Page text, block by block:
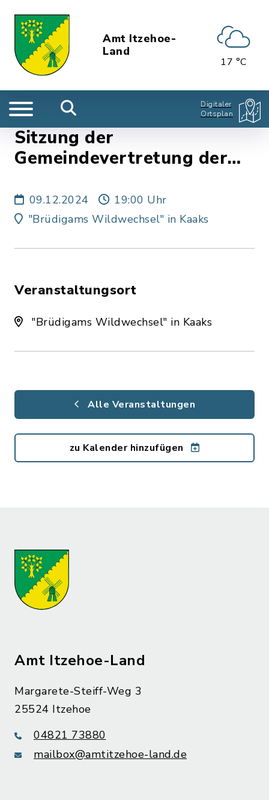
Amt Itzehoe-
Land
17 °C
Digitaler
Ortsplan
Sitzung der
Gemeindevertretung der
09.12.2024
19:00 Uhr
"Brüdigams Wildwechsel" in Kaaks
Veranstaltungsort
"Brüdigams Wildwechsel" in Kaaks
Alle Veranstaltungen
zu Kalender hinzufügen
Amt Itzehoe-Land
Margarete-Steiff-Weg 3
25524 Itzehoe
04821 73880
mailbox@amtitzehoe-land.de